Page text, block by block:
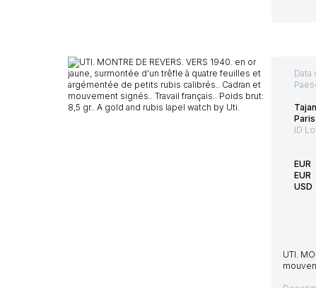
Data
Paris
ID
EUR
EUR
USD
UTI.